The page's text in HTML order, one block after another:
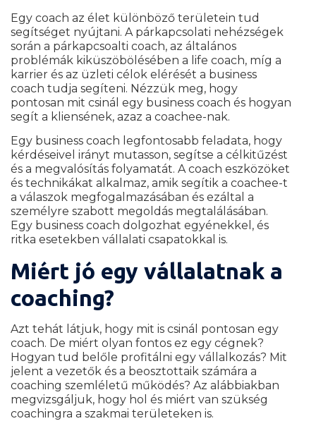
Egy coach az élet különböző területein tud
segítséget nyújtani. A párkapcsolati nehézségek
során a párkapcsoalti coach, az általános
problémák kiküszöbölésében a life coach, míg a
karrier és az üzleti célok elérését a business
coach tudja segíteni. Nézzük meg, hogy
pontosan mit csinál egy business coach és hogyan
segít a kliensének, azaz a coachee-nak.
Egy business coach legfontosabb feladata, hogy
kérdéseivel irányt mutasson, segítse a célkitűzést
és a megvalósítás folyamatát. A coach eszközöket
és technikákat alkalmaz, amik segítik a coachee-t
a válaszok megfogalmazásában és ezáltal a
személyre szabott megoldás megtalálásában.
Egy business coach dolgozhat egyénekkel, és
ritka esetekben vállalati csapatokkal is.
Miért jó egy vállalatnak a
coaching?
Azt tehát látjuk, hogy mit is csinál pontosan egy
coach. De miért olyan fontos ez egy cégnek?
Hogyan tud belőle profitálni egy vállalkozás? Mit
jelent a vezetők és a beosztottaik számára a
coaching szemléletű működés? Az alábbiakban
megvizsgáljuk, hogy hol és miért van szükség
coachingra a szakmai területeken is.